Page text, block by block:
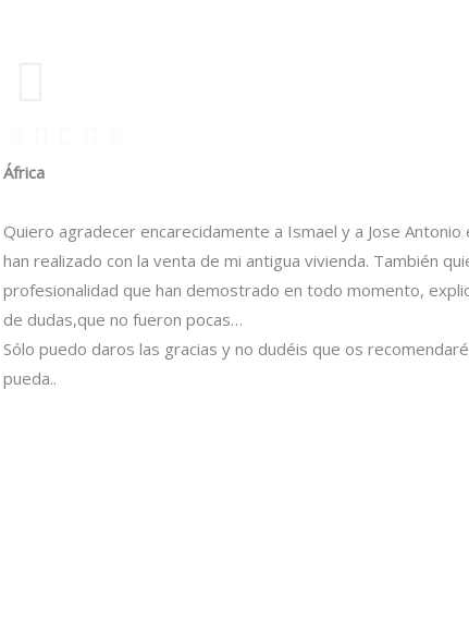
África
Quiero agradecer encarecidamente a Ismael y a Jose
han realizado con la venta de mi antigua vivienda. También
profesionalidad que han demostrado en todo momento,
de dudas,que no fueron pocas…
Sólo puedo daros las gracias y no dudéis que os
pueda..